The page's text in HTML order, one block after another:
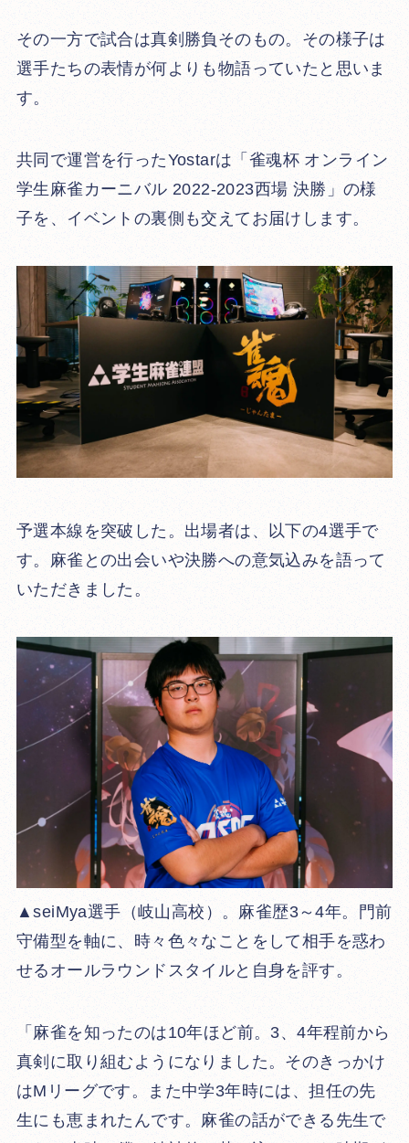
その一方で試合は真剣勝負そのもの。その様子は
選手たちの表情が何よりも物語っていたと思いま
す。
共同で運営を行ったYostarは「雀魂杯 オンライン
学生麻雀カーニバル 2022-2023西場 決勝」の様
子を、イベントの裏側も交えてお届けします。
予選本線を突破した。出場者は、以下の4選手で
す。麻雀との出会いや決勝への意気込みを語って
いただきました。
▲seiMya選手（岐山高校）。麻雀歴3～4年。門前
守備型を軸に、時々色々なことをして相手を惑わ
せるオールラウンドスタイルと自身を評す。
「麻雀を知ったのは10年ほど前。3、4年程前から
真剣に取り組むようになりました。そのきっかけ
はMリーグです。また中学3年時には、担任の先
生にも恵まれたんです。麻雀の話ができる先生で